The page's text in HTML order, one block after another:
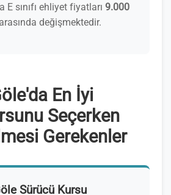
E sınıfı ehliyet fiyatları 9.000
arasında değişmektedir.
En İyi
Seçerken
Gerekenler
Sürücü Kursu